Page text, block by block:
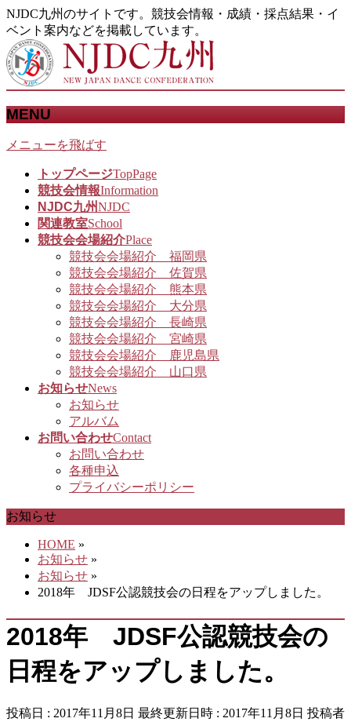
NJDC九州のサイトです。競技会情報・成績・採点結果・イ
ベント案内などを掲載しています。
MENU
メニューを飛ばす
トップページTopPage
競技会情報Information
NJDC九州NJDC
関連教室School
競技会会場紹介Place
競技会会場紹介 福岡県
競技会会場紹介 佐賀県
競技会会場紹介 熊本県
競技会会場紹介 大分県
競技会会場紹介 長崎県
競技会会場紹介 宮崎県
競技会会場紹介 鹿児島県
競技会会場紹介 山口県
お知らせNews
お知らせ
アルバム
お問い合わせContact
お問い合わせ
各種申込
プライバシーポリシー
お知らせ
HOME »
お知らせ »
お知らせ »
2018年 JDSF公認競技会の日程をアップしました。
2018年 JDSF公認競技会の
日程をアップしました。
投稿日 : 2017年11月8日 最終更新日時 : 2017年11月8日 投稿者